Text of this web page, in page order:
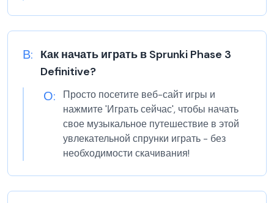
В: Как начать играть в Sprunki Phase 3
Definitive?
О:
Просто посетите веб-сайт игры и
нажмите 'Играть сейчас', чтобы начать
свое музыкальное путешествие в этой
увлекательной спрунки играть - без
необходимости скачивания!